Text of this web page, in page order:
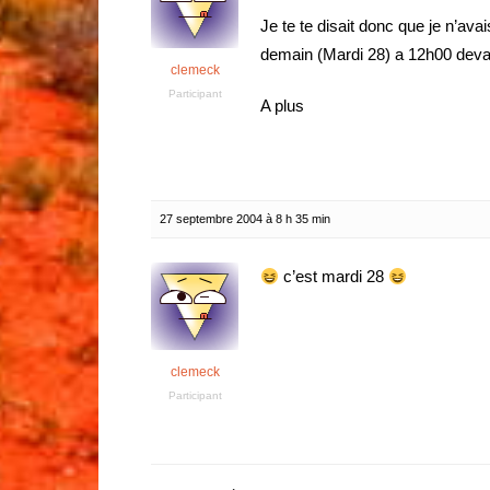
clemeck
Participant
Je te te disait donc que je
demain (Mardi 28) a 12h00
A plus
27 septembre 2004 à 8 h 35 min
clemeck
Participant
c’est mardi 28